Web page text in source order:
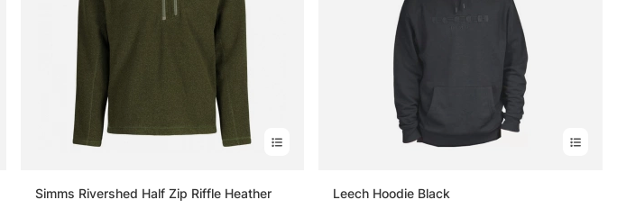
Simms Rivershed Half Zip Riffle Heather Leech Hoodie Black